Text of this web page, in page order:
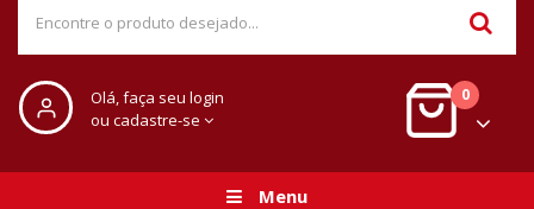
Olá, faça seu login
ou cadastre-se
0
Menu